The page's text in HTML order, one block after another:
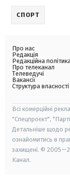
СПОРТ
Про нас
Редакція
Редакційна
Про телеканал
Телеведучі
Вакансії
Структура власності
Всі комерційні
"Спецпроєкт",
Детальніше щодо
ознайомитись в
захищені. ©
Канал.